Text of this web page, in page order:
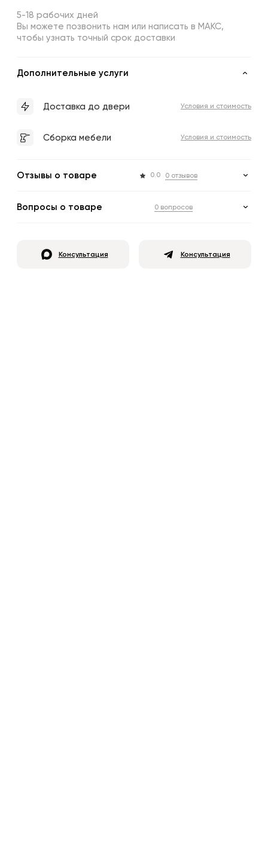
5-18 рабочих дней
Вы можете позвонить нам или написать в МАКС,
чтобы узнать точный срок доставки
Дополнительные услуги
Доставка до двери Условия и стоимость
Сборка мебели Условия и стоимость
Отзывы о товаре 0.0 0 отзывов
Вопросы о товаре 0 вопросов
Консультация Консультация